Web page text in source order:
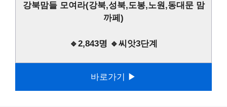
강북맘들 모여라(강북,성북,도봉,노원,동대문 맘
까페)
🔹2,843명 🔹씨앗3단계
바로가기 ▶